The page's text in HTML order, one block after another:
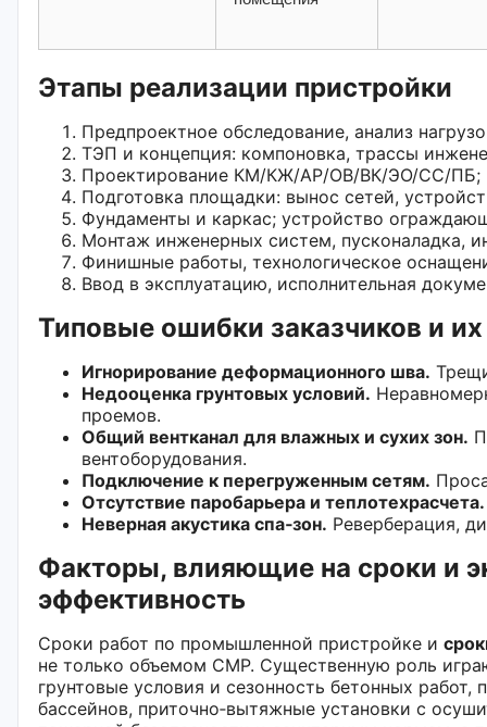
Этапы реализации пристройки
Предпроектное обследование, анализ
ТЭП и концепция: компоновка, трассы
Проектирование КМ/КЖ/АР/ОВ/ВК/ЭО/СС/ПБ;
Подготовка площадки: вынос сетей,
Фундаменты и каркас; устройство
Монтаж инженерных систем, пусконаладка,
Финишные работы, технологическое
Ввод в эксплуатацию, исполнительная
Типовые ошибки заказчиков и
Игнорирование деформационного шва.
Недооценка грунтовых условий.
проемов.
Общий вентканал для влажных и сухих зон.
вентоборудования.
Подключение к перегруженным сетям.
Отсутствие паробарьера и теплотехрасчета.
Неверная акустика спа‑зон. Реверберация,
Факторы, влияющие на сроки и
эффективность
Сроки работ по промышленной пристройке и
не только объемом СМР. Существенную роль
грунтовые условия и сезонность бетонных работ,
бассейнов, приточно‑вытяжные установки с